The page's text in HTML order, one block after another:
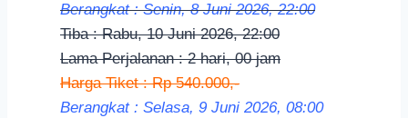
Berangkat : Senin, 8 Juni 2026, 22:00
Tiba : Rabu, 10 Juni 2026, 22:00
Lama Perjalanan : 2 hari, 00 jam
Harga Tiket : Rp 540.000,-
Berangkat : Selasa, 9 Juni 2026, 08:00